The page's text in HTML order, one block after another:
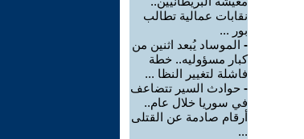
نقابات عمالية تطالب
بور ...
- الموساد يُبعد اثنين من
كبار مسؤوليه.. خطة
فاشلة لتغيير النظا ...
- حوادث السير تتضاعف
في سوريا خلال عام..
أرقام صادمة عن القتلى
...